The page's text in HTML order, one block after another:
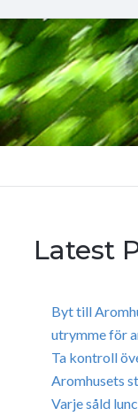
Latest
Byt till
utrymme för
Ta kontroll
Aromhusets
Varje såld